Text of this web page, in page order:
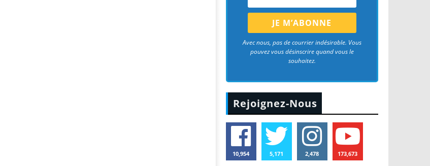
Avec nous, pas de courrier indésirable. Vous
pouvez vous désinscrire quand vous le
souhaitez.
Rejoignez-Nous
10,954 5,171 2,478 173,673